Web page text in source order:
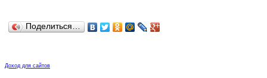
Поделиться…
Доход для сайтов